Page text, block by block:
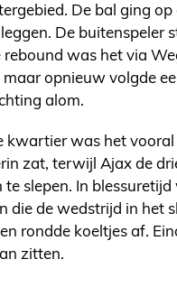
De bal ging
De buitenspeler
rebound was het via
opnieuw volgde
alom.
kwartier was het
zat, terwijl Ajax de
te slepen. In
die de wedstrijd in het
rondde koeltjes af.
zitten.